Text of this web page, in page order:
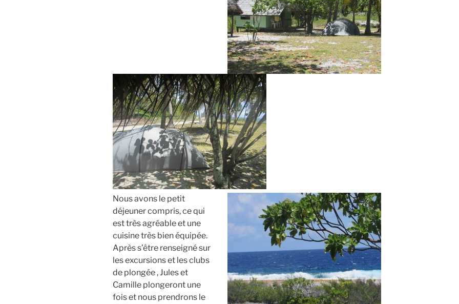
Nous avons le petit
déjeuner compris, ce qui
est très agréable et une
cuisine très bien équipée.
Après s’être renseigné sur
les excursions et les clubs
de plongée , Jules et
Camille plongeront une
fois et nous prendrons le